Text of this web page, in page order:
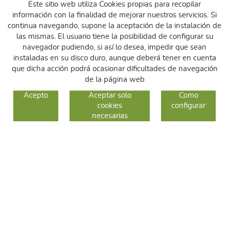
CAMBIOS Y DEVOLUCIONES
Este sitio web utiliza Cookies propias para recopilar
información con la finalidad de mejorar nuestros servicios. Si
continua navegando, supone la aceptación de la instalación de
las mismas. El usuario tiene la posibilidad de configurar su
navegador pudiendo, si así lo desea, impedir que sean
instaladas en su disco duro, aunque deberá tener en cuenta
que dicha acción podrá ocasionar dificultades de navegación
de la página web
Acepto
Aceptar solo
cookies
necesarias
Como
configurar